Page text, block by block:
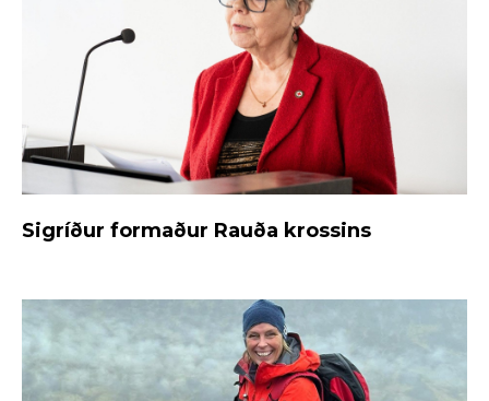
Sigríður formaður Rauða krossins